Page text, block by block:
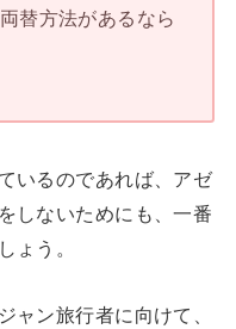
替方法があるなら
いるのであれば、アゼ
しないためにも、一番
ょう。
ャン旅行者に向けて、